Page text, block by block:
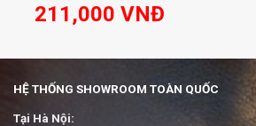
211,000 VNĐ
HỆ THỐNG SHOWROOM TOÀN QUỐC
Tại Hà Nội: